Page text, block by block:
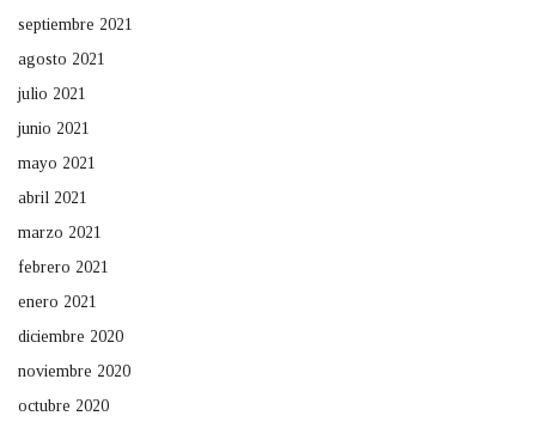
septiembre 2021
agosto 2021
julio 2021
junio 2021
mayo 2021
abril 2021
marzo 2021
febrero 2021
enero 2021
diciembre 2020
noviembre 2020
octubre 2020